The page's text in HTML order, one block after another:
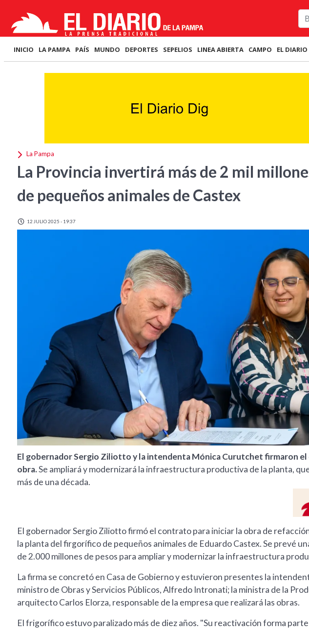
INICIO LA PAMPA PAÍS MUNDO DEPORTES SEPELIOS LINEA ABIERTA CAMPO EL
La Pampa
La Provincia invertirá más de 2 mil
de pequeños animales de Castex
12 JULIO 2025 - 19:37
El gobernador Sergio Ziliotto y la intendenta Mónica Curutchet firmaron
obra.Se ampliará y modernizará la infraestructura productiva de la planta,
más de una década.
El gobernador Sergio Ziliotto firmó el contrato para iniciar la obra de
la planta del firgorífico de pequeños animales de Eduardo Castex. Se prevé
de 2.000 millones de pesos para ampliar y modernizar la infraestructura
La firma se concretó en Casa de Gobierno y estuvieron presentes la
ministro de Obras y Servicios Públicos, Alfredo Intronati; la ministra de la
arquitecto Carlos Elorza, responsable de la empresa que realizará las obras.
El frigorífico estuvo paralizado más de diez años. "Su reactivación forma